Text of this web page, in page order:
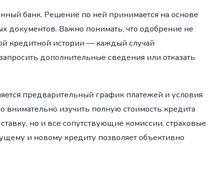
банк. Решение по ней принимается на основе
документов. Важно понимать, что одобрение не
кредитной истории — каждый случай
дополнительные сведения или отказать
предварительный график платежей и условия
внимательно изучить полную стоимость кредита
но и все сопутствующие комиссии, страховые
и новому кредиту позволяет объективно